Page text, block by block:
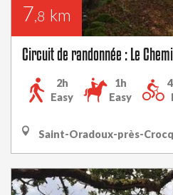
7,8 km
Circuit de randonnée : Le
2h
Easy
1h
Easy
Saint-Oradoux-près-Crocq